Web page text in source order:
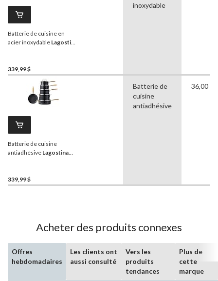
Batterie de cuisine en
acier inoxydable Lagostina
339,99 $
inoxydable
Batterie de cuisine
antiadhésive Lagostina
339,99 $
Batterie de
cuisine
antiadhésive
36,00 cm
Acheter des produits connexes
Offres
hebdomadaires
Les clients ont
aussi consulté
Vers les
produits
tendances
Plus de
cette
marque